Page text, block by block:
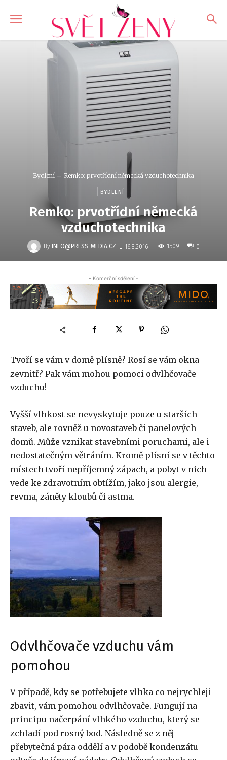
Bydlení Remko: prvotřídní německá vzduchotechnika
BYDLENÍ
Remko: prvotřídní německá
vzduchotechnika
By INFO@PRESS-MEDIA.CZ - 16.8.2016 1509 0
- Komerční sdělení -
Tvoří se vám v domě plísně? Rosí se vám okna
zevnitř? Pak vám mohou pomoci odvlhčovače
vzduchu!
Vyšší vlhkost se nevyskytuje pouze u starších
staveb, ale rovněž u novostaveb či panelových
domů. Může vznikat stavebními poruchami, ale i
nedostatečným větráním. Kromě plísní se v těchto
místech tvoří nepříjemný zápach, a pobyt v nich
vede ke zdravotním obtížím, jako jsou alergie,
revma, záněty kloubů či astma.
Odvlhčovače vzduchu vám
pomohou
V případě, kdy se potřebujete vlhka co nejrychleji
zbavit, vám pomohou odvlhčovače. Fungují na
principu načerpání vlhkého vzduchu, který se
zchladí pod rosný bod. Následně se z něj
přebytečná pára oddělí a v podobě kondenzátu